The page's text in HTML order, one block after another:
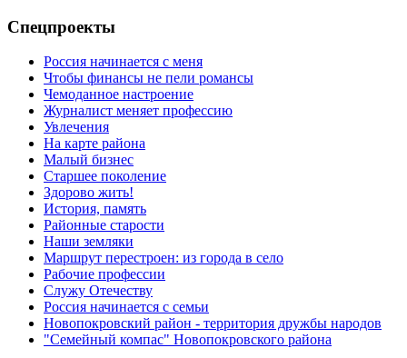
Спецпроекты
Россия начинается с меня
Чтобы финансы не пели романсы
Чемоданное настроение
Журналист меняет профессию
Увлечения
На карте района
Малый бизнес
Старшее поколение
Здорово жить!
История, память
Районные старости
Наши земляки
Маршрут перестроен: из города в село
Рабочие профессии
Служу Отечеству
Россия начинается с семьи
Новопокровский район - территория дружбы народов
"Семейный компас" Новопокровского района